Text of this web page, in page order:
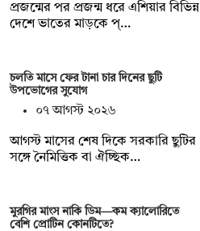
প্রজন্মের পর প্রজন্ম ধরে এশিয়ার বিভিন্ন
দেশে ভাতের মাড়কে প্…
চলতি মাসে ফের টানা চার দিনের ছুটি
উপভোগের সুযোগ
০৭ আগস্ট ২০২৬
আগস্ট মাসের শেষ দিকে সরকারি ছুটির
সঙ্গে নৈমিত্তিক বা ঐচ্ছিক…
মুরগির মাংস নাকি ডিম—কম ক্যালোরিতে
বেশি প্রোটিন কোনটিতে?